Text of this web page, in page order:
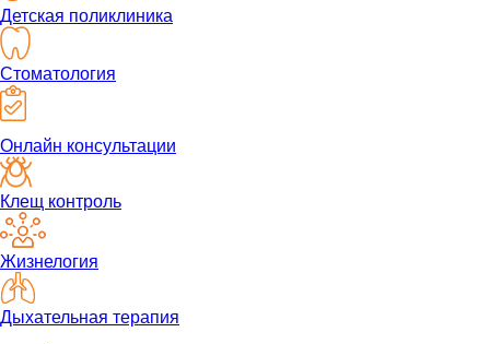
Детская поликлиника
Стоматология
Онлайн консультации
Клещ контроль
Жизнелогия
Дыхательная терапия